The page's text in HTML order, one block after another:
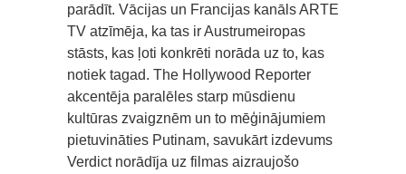
parādīt. Vācijas un Francijas kanāls ARTE
TV atzīmēja, ka tas ir Austrumeiropas
stāsts, kas ļoti konkrēti norāda uz to, kas
notiek tagad. The Hollywood Reporter
akcentēja paralēles starp mūsdienu
kultūras zvaigznēm un to mēģinājumiem
pietuvināties Putinam, savukārt izdevums
Verdict norādīja uz filmas aizraujošo